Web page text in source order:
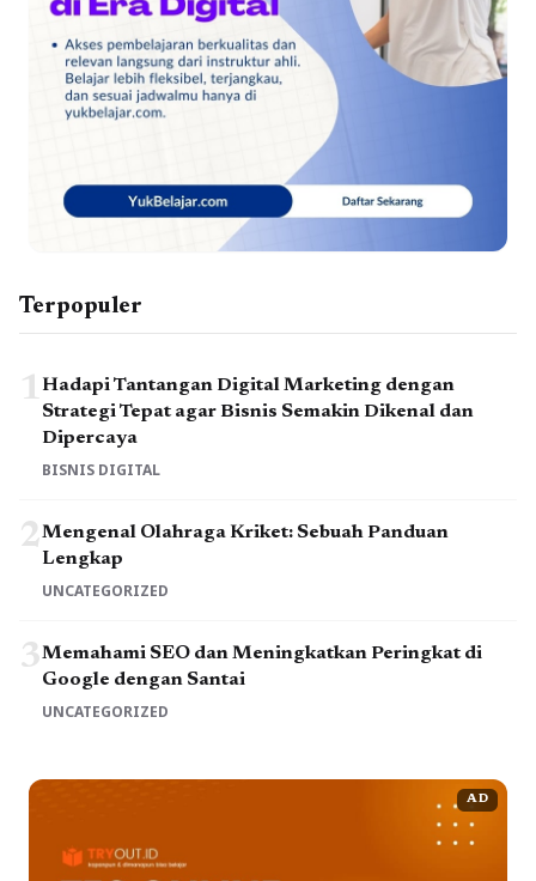
Terpopuler
1Hadapi Tantangan Digital Marketing dengan
Strategi Tepat agar Bisnis Semakin Dikenal dan
Dipercaya
BISNIS DIGITAL
2Mengenal Olahraga Kriket: Sebuah Panduan
Lengkap
UNCATEGORIZED
3Memahami SEO dan Meningkatkan Peringkat di
Google dengan Santai
UNCATEGORIZED
AD